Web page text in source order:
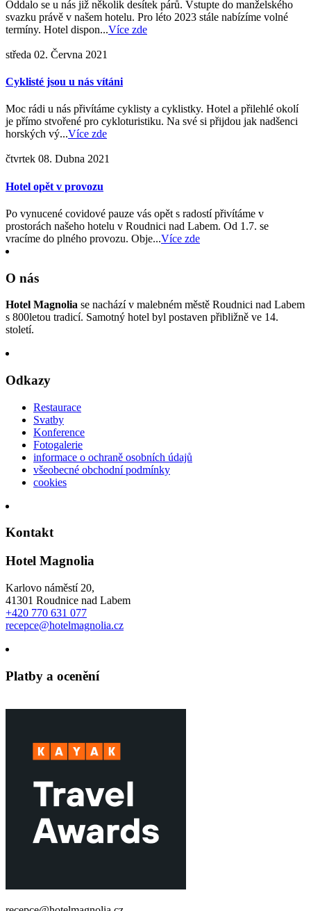
Oddalo se u nás již několik desítek párů. Vstupte do manželského
svazku právě v našem hotelu. Pro léto 2023 stále nabízíme volné
termíny. Hotel dispon...Více zde
středa 02. Června 2021
Cyklisté jsou u nás vítáni
Moc rádi u nás přivítáme cyklisty a cyklistky. Hotel a přilehlé okolí
je přímo stvořené pro cykloturistiku. Na své si přijdou jak nadšenci
horských vý...Více zde
čtvrtek 08. Dubna 2021
Hotel opět v provozu
Po vynucené covidové pauze vás opět s radostí přivítáme v
prostorách našeho hotelu v Roudnici nad Labem. Od 1.7. se
vracíme do plného provozu. Obje...Více zde
O nás
Hotel Magnolia se nachází v malebném městě Roudnici nad Labem
s 800letou tradicí. Samotný hotel byl postaven přibližně ve 14.
století.
Odkazy
Restaurace
Svatby
Konference
Fotogalerie
informace o ochraně osobních údajů
všeobecné obchodní podmínky
cookies
Kontakt
Hotel Magnolia
Karlovo náměstí 20,
41301 Roudnice nad Labem
+420 770 631 077
recepce@hotelmagnolia.cz
Platby a ocenění